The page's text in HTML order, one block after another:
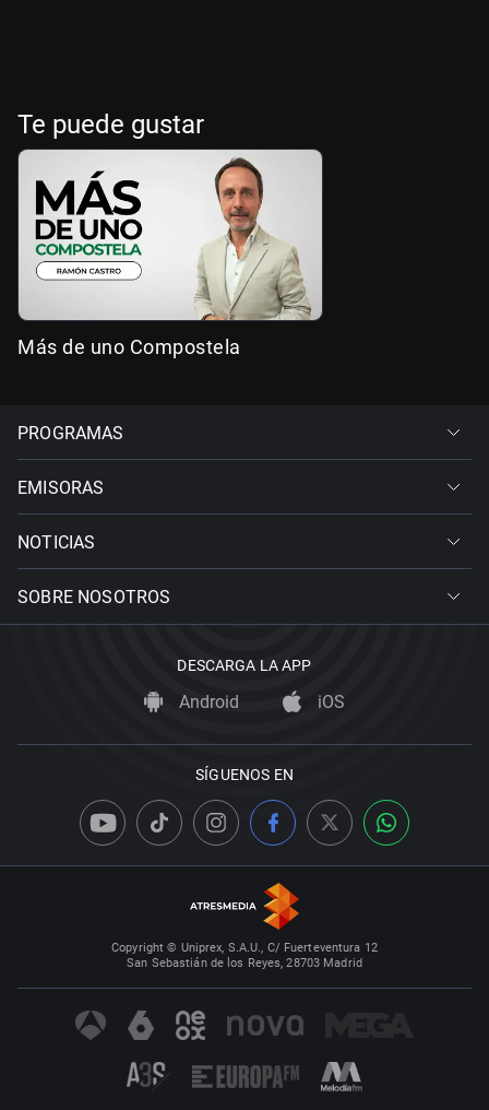
Te puede gustar
Más de uno Compostela
PROGRAMAS
EMISORAS
NOTICIAS
SOBRE NOSOTROS
DESCARGA LA APP
Android iOS
SÍGUENOS EN
Copyright © Uniprex, S.A.U., C/ Fuerteventura 12
San Sebastián de los Reyes, 28703 Madrid